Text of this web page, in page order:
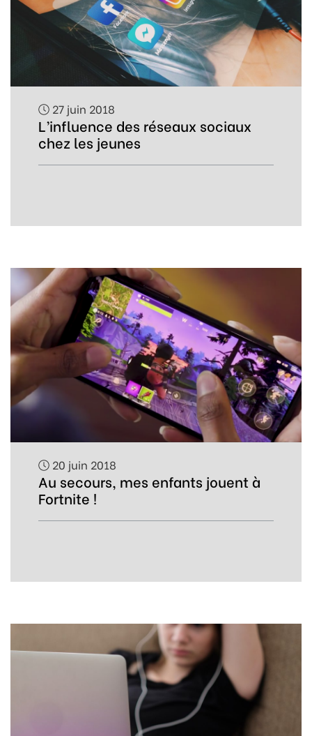
27 juin 2018
L’influence des réseaux sociaux
chez les jeunes
20 juin 2018
Au secours, mes enfants jouent à
Fortnite !